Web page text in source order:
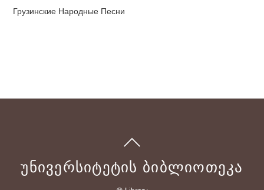
Грузинские Народные Песни
ᲣᲜᲘᲕᲔᲠᲡᲘᲢᲔᲢᲘᲡ ᲑᲘᲑᲚᲘᲝᲗᲔᲙᲐ